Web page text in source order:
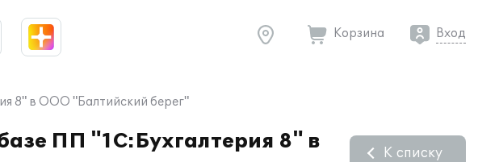
Корзина Вход
8" в ООО "Балтийский берег"
ПП "1С:Бухгалтерия 8" в
К списку